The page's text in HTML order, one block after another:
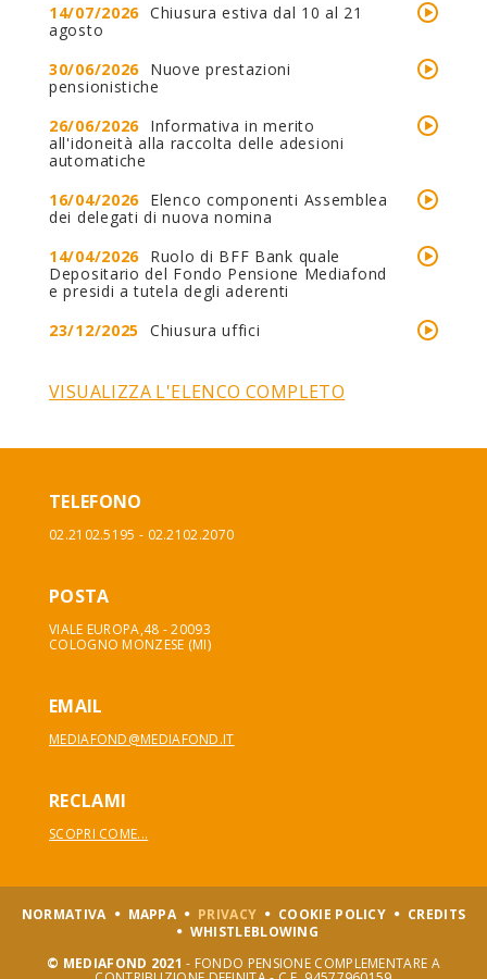
14/07/2026 Chiusura estiva dal 10 al 21
agosto
30/06/2026 Nuove prestazioni
pensionistiche
26/06/2026 Informativa in merito
all'idoneità alla raccolta delle adesioni
automatiche
16/04/2026 Elenco componenti Assemblea
dei delegati di nuova nomina
14/04/2026 Ruolo di BFF Bank quale
Depositario del Fondo Pensione Mediafond
e presidi a tutela degli aderenti
23/12/2025 Chiusura uffici
VISUALIZZA L'ELENCO COMPLETO
TELEFONO
02.2102.5195 - 02.2102.2070
POSTA
VIALE EUROPA,48 - 20093
COLOGNO MONZESE (MI)
EMAIL
MEDIAFOND@MEDIAFOND.IT
RECLAMI
SCOPRI COME...
NORMATIVA MAPPA PRIVACY COOKIE POLICY
CREDITS
WHISTLEBLOWING
© MEDIAFOND 2021 - FONDO PENSIONE COMPLEMENTARE A